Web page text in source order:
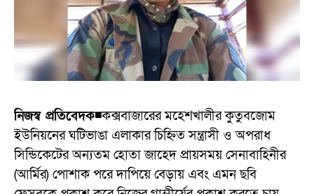
নিজস্ব প্রতিবেদক◾কক্সবাজারের মহেশখালীর কুতুবজোম
ইউনিয়নের ঘটিভাঙা এলাকার চিহ্নিত সন্ত্রাসী ও অপরাধ
সিন্ডিকেটের অন্যতম হোতা জাহেদ প্রায়সময় সেনাবাহিনীর
(আর্মির) পোশাক পরে দাপিয়ে বেড়ায় এবং এমন ছবি